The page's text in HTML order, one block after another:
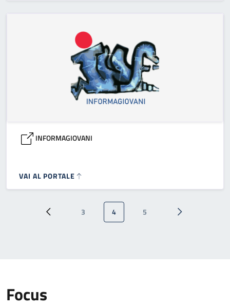
INFORMAGIOVANI
VAI AL PORTALE
Paginazione
Pagina precedente
Pagina
3 Pagina attuale
4 Pagina
5 Pagina
Focus